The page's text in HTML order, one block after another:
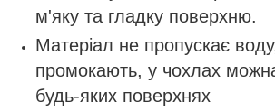
м'яку та гладку поверхню.
Матеріал не пропускає
промокають, у чохлах
будь-яких поверхнях